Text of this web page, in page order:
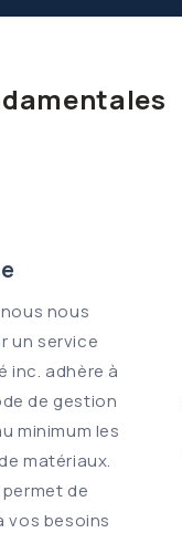
nous
un service
inc. adhère à
de gestion
minimum les
matériaux.
de
vos besoins